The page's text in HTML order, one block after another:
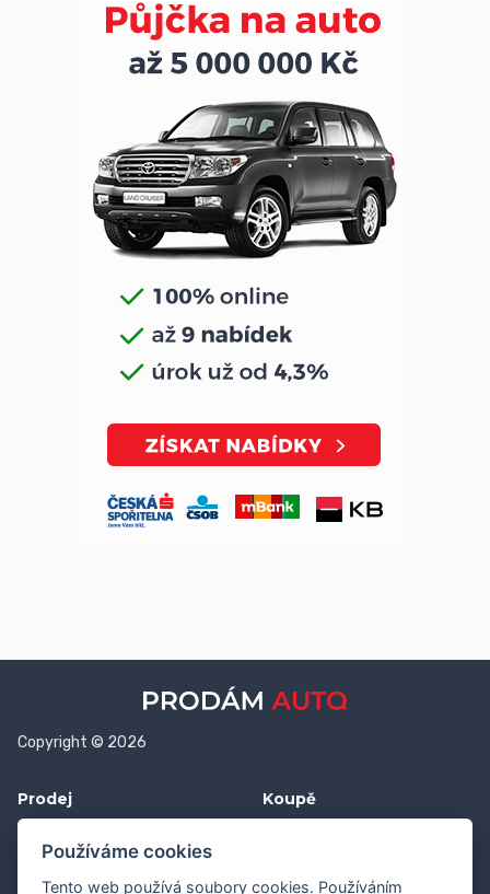
Copyright © 2026
Prodej Koupě
Používáme cookies
Tento web používá soubory cookies. Používáním